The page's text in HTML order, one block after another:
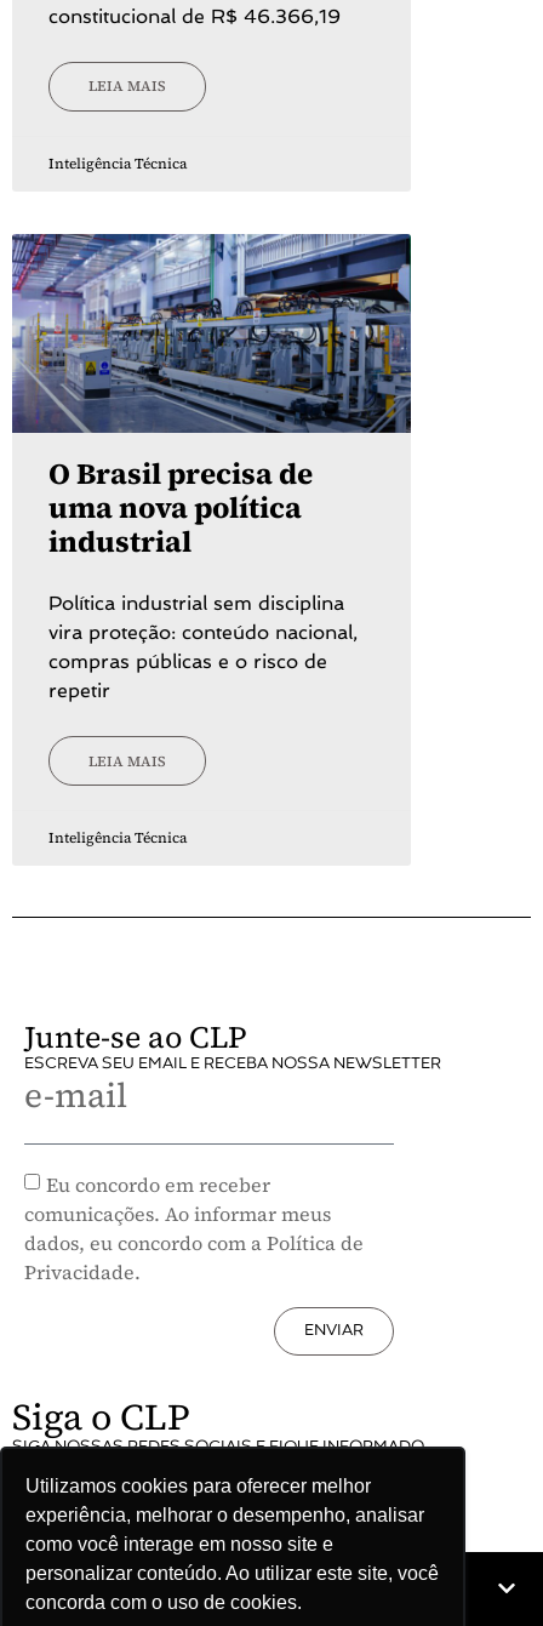
Utilizamos cookies para oferecer melhor
experiência, melhorar o desempenho, analisar
como você interage em nosso site e
personalizar conteúdo. Ao utilizar este site, você
concorda com o uso de cookies.
constitucional de R$ 46.366,19
LEIA MAIS
Inteligência Técnica
O Brasil precisa de
uma nova política
industrial
Política industrial sem disciplina
vira proteção: conteúdo nacional,
compras públicas e o risco de
repetir
LEIA MAIS
Inteligência Técnica
Junte-se ao CLP
ESCREVA SEU EMAIL E RECEBA NOSSA NEWSLETTER
e-mail
Eu concordo em receber
comunicações. Ao informar meus
dados, eu concordo com a Política de
Privacidade.
ENVIAR
Siga o CLP
SIGA NOSSAS REDES SOCIAIS E FIQUE INFORMADO
Mapa do site